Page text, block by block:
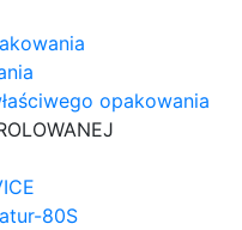
opakowania
80S